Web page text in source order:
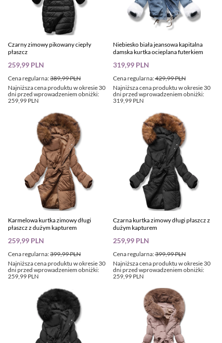
Czarny zimowy pikowany ciepły
płaszcz
Cena regularna:389,99 PLN
259,99 PLN
Najniższa cena produktu w okresie 30
dni przed wprowadzeniem obniżki:
259,99 PLN
Niebiesko biała jeansowa kapitalna
damska kurtka ocieplana futerkiem
Cena regularna:429,99 PLN
319,99 PLN
Najniższa cena produktu w okresie 30
dni przed wprowadzeniem obniżki:
319,99 PLN
Karmelowa kurtka zimowy długi
płaszcz z dużym kapturem
Cena regularna:399,99 PLN
259,99 PLN
Najniższa cena produktu w okresie 30
dni przed wprowadzeniem obniżki:
259,99 PLN
Czarna kurtka zimowy długi płaszcz z
dużym kapturem
Cena regularna:399,99 PLN
259,99 PLN
Najniższa cena produktu w okresie 30
dni przed wprowadzeniem obniżki:
259,99 PLN